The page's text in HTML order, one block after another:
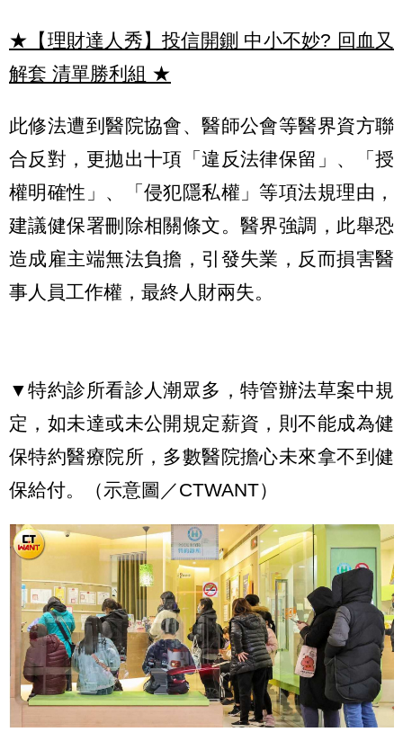
★【理財達人秀】投信開鍘 中小不妙? 回血又
解套 清單勝利組 ★
此修法遭到醫院協會、醫師公會等醫界資方聯
合反對，更拋出十項「違反法律保留」、「授
權明確性」、「侵犯隱私權」等項法規理由，
建議健保署刪除相關條文。醫界強調，此舉恐
造成雇主端無法負擔，引發失業，反而損害醫
事人員工作權，最終人財兩失。
▼特約診所看診人潮眾多，特管辦法草案中規
定，如未達或未公開規定薪資，則不能成為健
保特約醫療院所，多數醫院擔心未來拿不到健
保給付。（示意圖／CTWANT）